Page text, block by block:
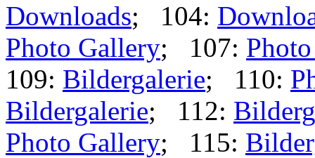
Downloads; 104:
Photo Gallery; 107:
109: Bildergalerie; 110:
Bildergalerie; 112:
Photo Gallery; 115: